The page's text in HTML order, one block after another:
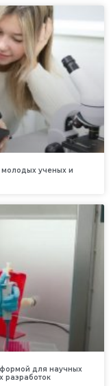
ученых и
для научных
разработок